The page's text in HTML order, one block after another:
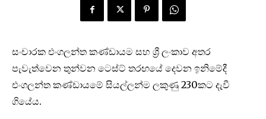
සංචාරක එංගලන්ත කණ්ඩායම සහ ශ්‍රී ලංකාව අතර
පැවැත්වෙන තුන්වන ටෙස්ට් තරඟයේ දෙවන ඉනිමේදී
එංගලන්ත කණ්ඩායමේ සියල්ලන්ම ලකුණු 230කට දැවී
ගියේය.